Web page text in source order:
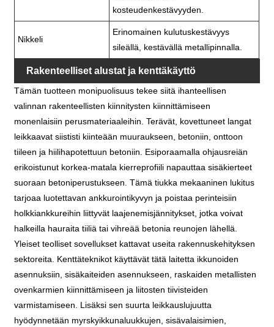
kosteudenkestävyyden.
Nikkeli
Erinomainen kulutuskestävyys
sileällä, kestävällä metallipinnalla.
Rakenteelliset alustat ja kenttäkäyttö
Tämän tuotteen monipuolisuus tekee siitä ihanteellisen
valinnan rakenteellisten kiinnitysten kiinnittämiseen
monenlaisiin perusmateriaaleihin. Terävät, kovettuneet langat
leikkaavat siististi kiinteään muuraukseen, betoniin, onttoon
tiileen ja hiilihapotettuun betoniin. Esiporaamalla ohjausreiän
erikoistunut korkea-matala kierreprofiili napauttaa sisäkierteet
suoraan betoniperustukseen. Tämä tiukka mekaaninen lukitus
tarjoaa luotettavan ankkurointikyvyn ja poistaa perinteisiin
holkkiankkureihin liittyvät laajenemisjännitykset, jotka voivat
halkeilla hauraita tiiliä tai vihreää betonia reunojen lähellä.
Yleiset teolliset sovellukset kattavat useita rakennuskehityksen
sektoreita. Kenttäteknikot käyttävät tätä laitetta ikkunoiden
asennuksiin, sisäkaiteiden asennukseen, raskaiden metallisten
ovenkarmien kiinnittämiseen ja liitosten tiivisteiden
varmistamiseen. Lisäksi sen suurta leikkauslujuutta
hyödynnetään myrskyikkunaluukkujen, sisävalaisimien,